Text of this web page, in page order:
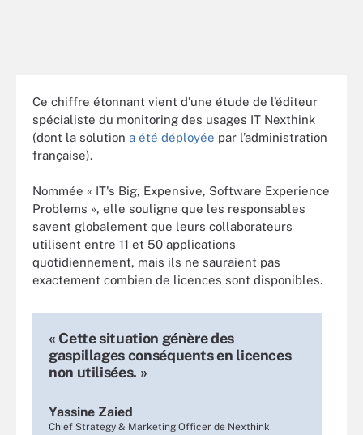
Ce chiffre étonnant vient d’une étude de l’éditeur
spécialiste du monitoring des usages IT Nexthink
(dont la solution a été déployée par l’administration
française).
Nommée « IT's Big, Expensive, Software Experience
Problems », elle souligne que les responsables
savent globalement que leurs collaborateurs
utilisent entre 11 et 50 applications
quotidiennement, mais ils ne sauraient pas
exactement combien de licences sont disponibles.
« Cette situation génère des
gaspillages conséquents en licences
non utilisées. »
Yassine Zaied
Chief Strategy & Marketing Officer de Nexthink